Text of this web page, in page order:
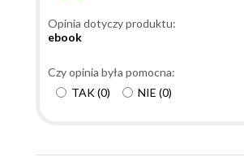
Opinia dotyczy produktu:
ebook
Czy opinia była pomocna:
TAK(0) NIE (0)